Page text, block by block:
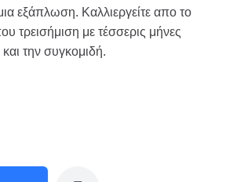
εξάπλωση. Καλλιεργείτε απο το
τρεισήμιση με τέσσερις μήνες
την συγκομιδή.